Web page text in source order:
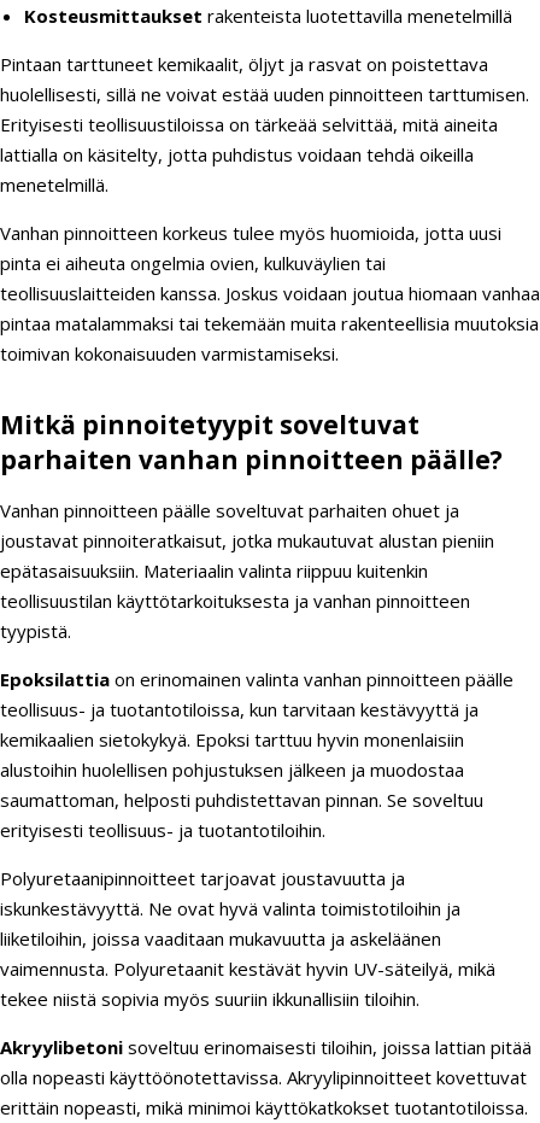
Kosteusmittaukset rakenteista luotettavilla menetelmillä
Pintaan tarttuneet kemikaalit, öljyt ja rasvat on poistettava
huolellisesti, sillä ne voivat estää uuden pinnoitteen tarttumisen.
Erityisesti teollisuustiloissa on tärkeää selvittää, mitä aineita
lattialla on käsitelty, jotta puhdistus voidaan tehdä oikeilla
menetelmillä.
Vanhan pinnoitteen korkeus tulee myös huomioida, jotta uusi
pinta ei aiheuta ongelmia ovien, kulkuväylien tai
teollisuuslaitteiden kanssa. Joskus voidaan joutua hiomaan vanhaa
pintaa matalammaksi tai tekemään muita rakenteellisia muutoksia
toimivan kokonaisuuden varmistamiseksi.
Mitkä pinnoitetyypit soveltuvat
parhaiten vanhan pinnoitteen päälle?
Vanhan pinnoitteen päälle soveltuvat parhaiten ohuet ja
joustavat pinnoiteratkaisut, jotka mukautuvat alustan pieniin
epätasaisuuksiin. Materiaalin valinta riippuu kuitenkin
teollisuustilan käyttötarkoituksesta ja vanhan pinnoitteen
tyypistä.
Epoksilattia on erinomainen valinta vanhan pinnoitteen päälle
teollisuus- ja tuotantotiloissa, kun tarvitaan kestävyyttä ja
kemikaalien sietokykyä. Epoksi tarttuu hyvin monenlaisiin
alustoihin huolellisen pohjustuksen jälkeen ja muodostaa
saumattoman, helposti puhdistettavan pinnan. Se soveltuu
erityisesti teollisuus- ja tuotantotiloihin.
Polyuretaanipinnoitteet tarjoavat joustavuutta ja
iskunkestävyyttä. Ne ovat hyvä valinta toimistotiloihin ja
liiketiloihin, joissa vaaditaan mukavuutta ja askeläänen
vaimennusta. Polyuretaanit kestävät hyvin UV-säteilyä, mikä
tekee niistä sopivia myös suuriin ikkunallisiin tiloihin.
Akryylibetoni soveltuu erinomaisesti tiloihin, joissa lattian pitää
olla nopeasti käyttöönotettavissa. Akryylipinnoitteet kovettuvat
erittäin nopeasti, mikä minimoi käyttökatkokset tuotantotiloissa.